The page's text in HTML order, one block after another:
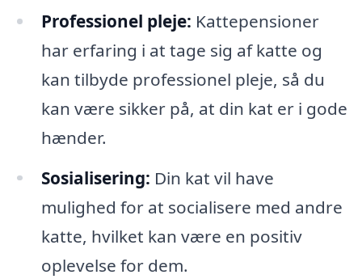
Professionel pleje: Kattepensioner
har erfaring i at tage sig af katte og
kan tilbyde professionel pleje, så du
kan være sikker på, at din kat er i gode
hænder.
Sosialisering: Din kat vil have
mulighed for at socialisere med andre
katte, hvilket kan være en positiv
oplevelse for dem.